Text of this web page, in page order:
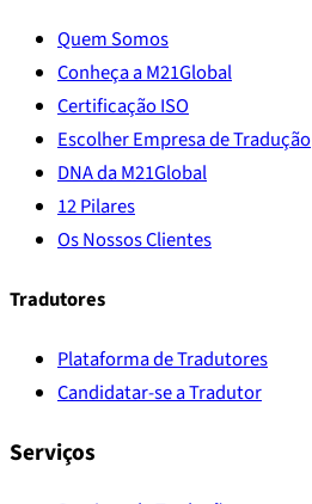
Quem Somos
Conheça a M21Global
Certificação ISO
Escolher Empresa de Tradução
DNA da M21Global
12 Pilares
Os Nossos Clientes
Tradutores
Plataforma de Tradutores
Candidatar-se a Tradutor
Serviços